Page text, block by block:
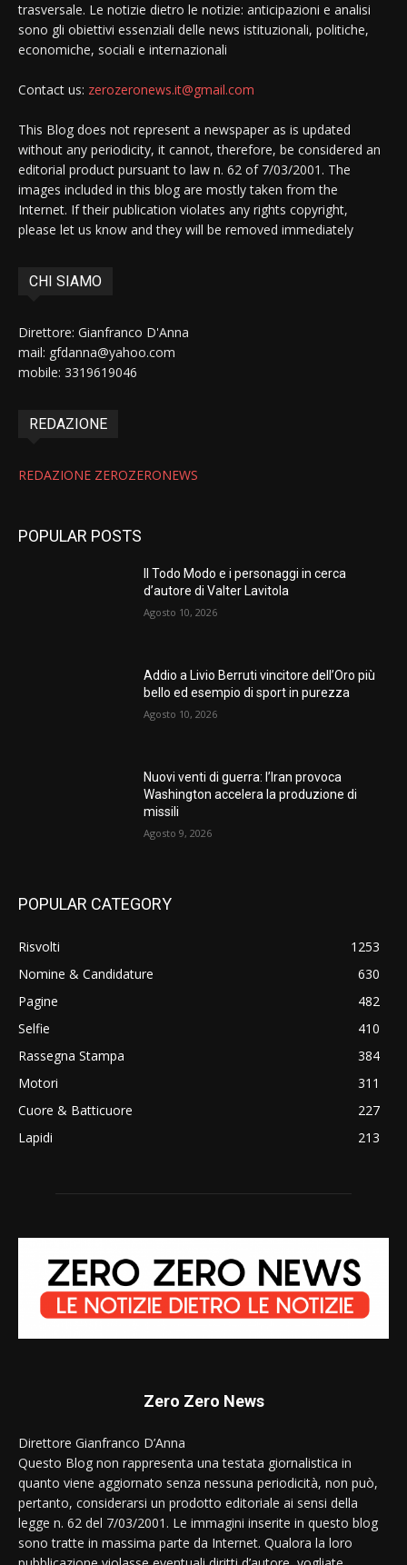
trasversale. Le notizie dietro le notizie: anticipazioni e analisi
sono gli obiettivi essenziali delle news istituzionali, politiche,
economiche, sociali e internazionali
Contact us: zerozeronews.it@gmail.com
This Blog does not represent a newspaper as is updated
without any periodicity, it cannot, therefore, be considered an
editorial product pursuant to law n. 62 of 7/03/2001. The
images included in this blog are mostly taken from the
Internet. If their publication violates any rights copyright,
please let us know and they will be removed immediately
CHI SIAMO
Direttore: Gianfranco D'Anna
mail: gfdanna@yahoo.com
mobile: 3319619046
REDAZIONE
REDAZIONE ZEROZERONEWS
POPULAR POSTS
Il Todo Modo e i personaggi in cerca
d’autore di Valter Lavitola
Agosto 10, 2026
Addio a Livio Berruti vincitore dell’Oro più
bello ed esempio di sport in purezza
Agosto 10, 2026
Nuovi venti di guerra: l’Iran provoca
Washington accelera la produzione di
missili
Agosto 9, 2026
POPULAR CATEGORY
Risvolti
1253
Nomine & Candidature
630
Pagine
482
Selfie
410
Rassegna Stampa
384
Motori
311
Cuore & Batticuore
227
Lapidi
213
Zero Zero News
Direttore Gianfranco D’Anna
Questo Blog non rappresenta una testata giornalistica in
quanto viene aggiornato senza nessuna periodicità, non può,
pertanto, considerarsi un prodotto editoriale ai sensi della
legge n. 62 del 7/03/2001. Le immagini inserite in questo blog
sono tratte in massima parte da Internet. Qualora la loro